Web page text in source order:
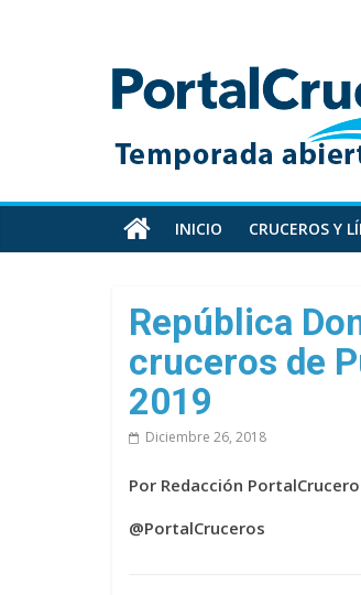
Toda
información
cruceros
en
un
sitio
INICIO CRUCEROS Y
República
cruceros de
2019
Diciembre 26, 2018
Por Redacción
@PortalCruceros